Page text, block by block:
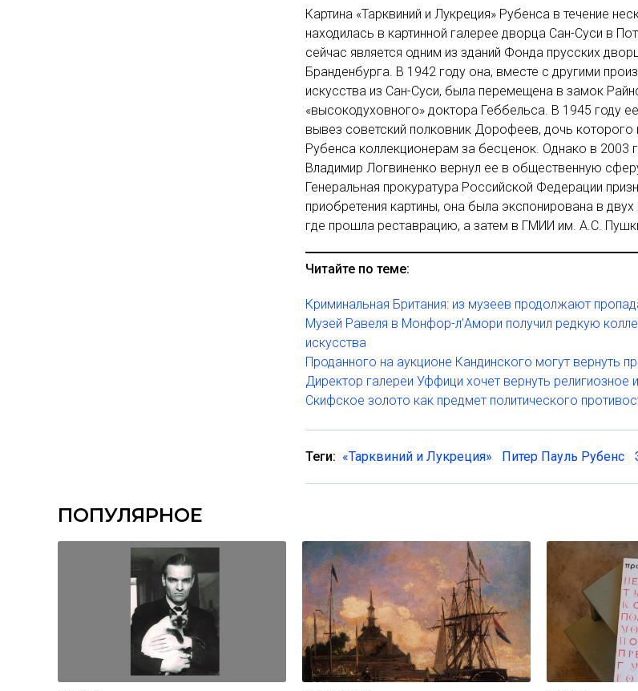
Картина «Тарквиний и Лукреция» Рубенса в течение
находилась в картинной галерее дворца Сан-Суси в
сейчас является одним из зданий Фонда прусских
Бранденбурга. В 1942 году она, вместе с другими
искусства из Сан-Суси, была перемещена в замок
«высокодуховного» доктора Геббельса. В 1945 году
вывез советский полковник Дорофеев, дочь
Рубенса коллекционерам за бесценок. Однако в 2003
Владимир Логвиненко вернул ее в общественную
Генеральная прокуратура Российской Федерации
приобретения картины, она была экспонирована в
где прошла реставрацию, а затем в ГМИИ им. А.С.
Читайте по теме:
Криминальная Британия: из музеев продолжают
Музей Равеля в Монфор-л’Амори получил редкую
искусства
Проданного на аукционе Кандинского могут вернуть
Директор галереи Уффици хочет вернуть религиозное
Скифское золото как предмет политического
Теги: «Тарквиний и Лукреция» Питер Пауль Рубенс
ПОПУЛЯРНОЕ